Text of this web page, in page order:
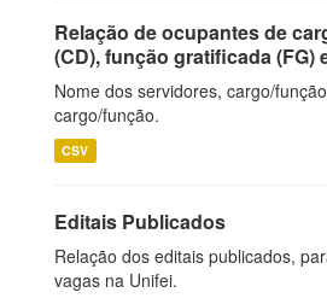
Relação de ocupantes de
(CD), função gratificada (FG)
Nome dos servidores, cargo/
cargo/função.
CSV
Editais Publicados
Relação dos editais publicados,
vagas na Unifei.